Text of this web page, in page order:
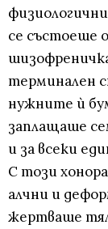
се състоеше
терминален
нужните ѝ
заплащаше
и за всеки
С този
алчни и
жертваше